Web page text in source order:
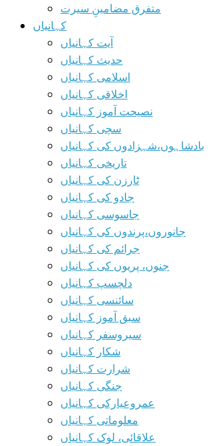
متفرق مضامینِ سیرت
کہانیاں
آیت کہانیاں
حدیث کہانیاں
اسلامی کہانیاں
اخلاقی کہانیاں
نصیحت آموز کہانیاں
سچی کہانیاں
بادشاہوں،شہزادوں کی کہانیاں
تاریخی کہانیاں
ٹارزن کی کہانیاں
جادو کی کہانیاں
جاسوسی کہانیاں
جانوروں،پرندوں کی کہانیاں
جرائم کی کہانیاں
جنوں، پریوں کی کہانیاں
دلچسپ کہانیاں
سائنسی کہانیاں
سبق آموز کہانیاں
سیروسفر کہانیاں
شکار کہانیاں
شرارت کہانیاں
جنگی کہانیاں
عمروعیارکی کہانیاں
معلوماتی کہانیاں
علاقائی، لوک کہانیاں